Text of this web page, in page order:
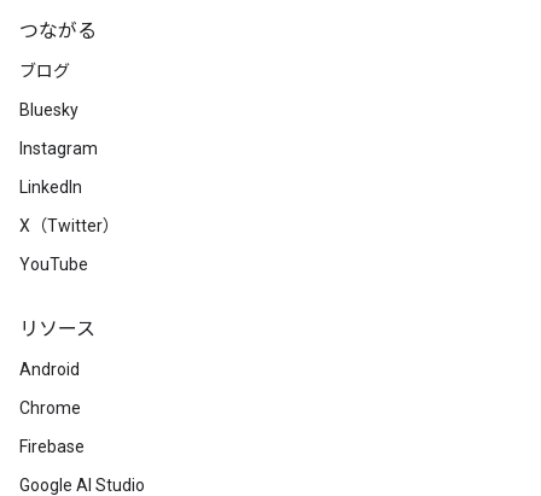
つながる
ブログ
Bluesky
Instagram
LinkedIn
X（Twitter）
YouTube
リソース
Android
Chrome
Firebase
Google AI Studio